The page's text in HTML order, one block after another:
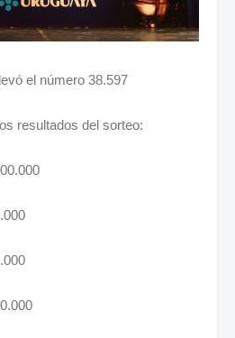
el número 38.597
resultados del sorteo: